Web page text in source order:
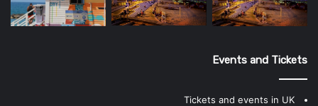
Events and Tickets
Tickets and events in UK